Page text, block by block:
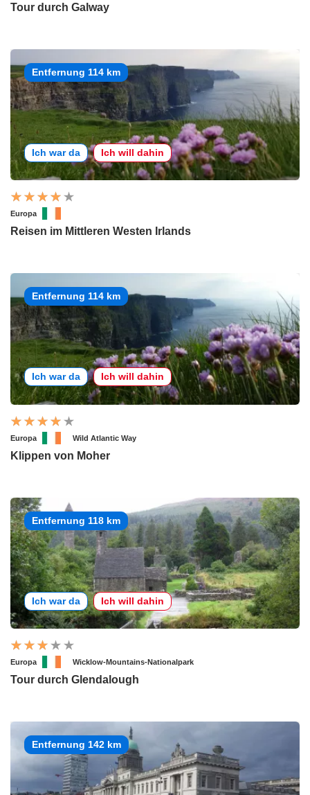
Tour durch Galway
Entfernung 114 km
Ich war da Ich will dahin
Europa
Reisen im Mittleren Westen Irlands
Entfernung 114 km
Ich war da Ich will dahin
Europa Wild Atlantic Way
Klippen von Moher
Entfernung 118 km
Ich war da Ich will dahin
Europa Wicklow-Mountains-Nationalpark
Tour durch Glendalough
Entfernung 142 km